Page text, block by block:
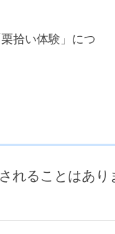
拾い体験」につ
れることはあり